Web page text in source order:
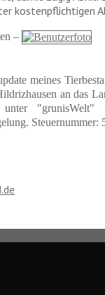
kostenpflichtigen
–
meines
an das
unter
Steuernummer: